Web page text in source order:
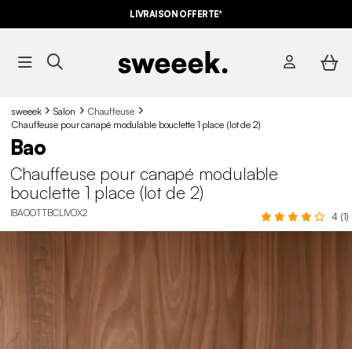
LIVRAISON OFFERTE*
sweeek Salon
Chauffeuse
Chauffeuse pour canapé modulable bouclette 1 place (lot de 2)
Bao
Chauffeuse pour canapé modulable
bouclette 1 place (lot de 2)
IBAOOTTBCLIVOX2 4 (1)